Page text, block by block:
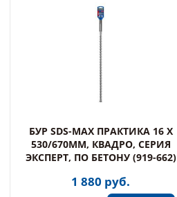
БУР SDS-MAX ПРАКТИКА 16 Х
530/670ММ, КВАДРО, СЕРИЯ
ЭКСПЕРТ, ПО БЕТОНУ (919-662)
1 880 руб.